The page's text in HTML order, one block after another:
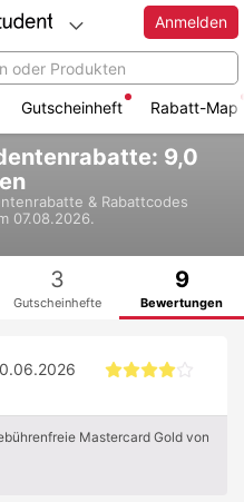
Anmelden
Gutscheinheft Rabatt-Map
9,0
& Rabattcodes
07.08.2026.
3
Gutscheinhefte
9
Bewertungen
Mastercard Gold von